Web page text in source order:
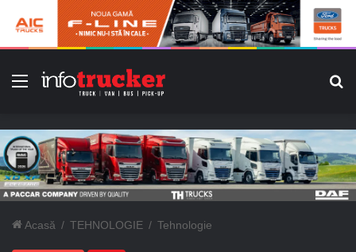
Meniu
Acasă / TEHNOLOGIE / Tehnologie